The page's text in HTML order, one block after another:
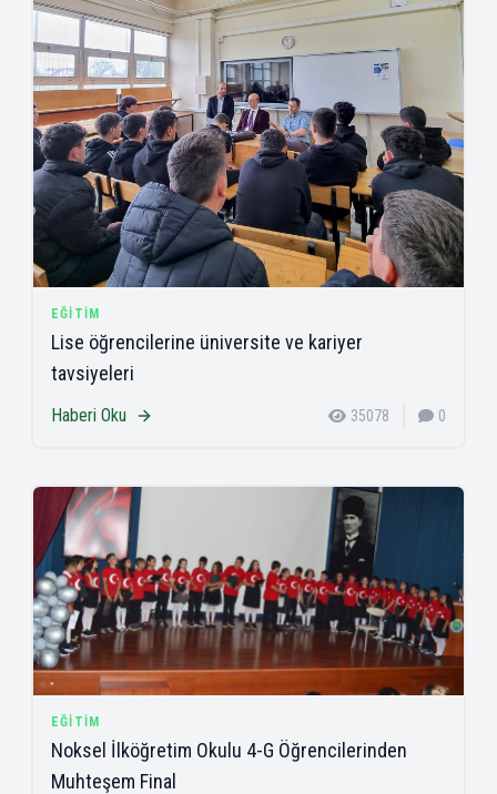
EĞITIM
Lise öğrencilerine üniversite ve kariyer
tavsiyeleri
Haberi Oku 35078 0
EĞITIM
Noksel İlköğretim Okulu 4-G Öğrencilerinden
Muhteşem Final